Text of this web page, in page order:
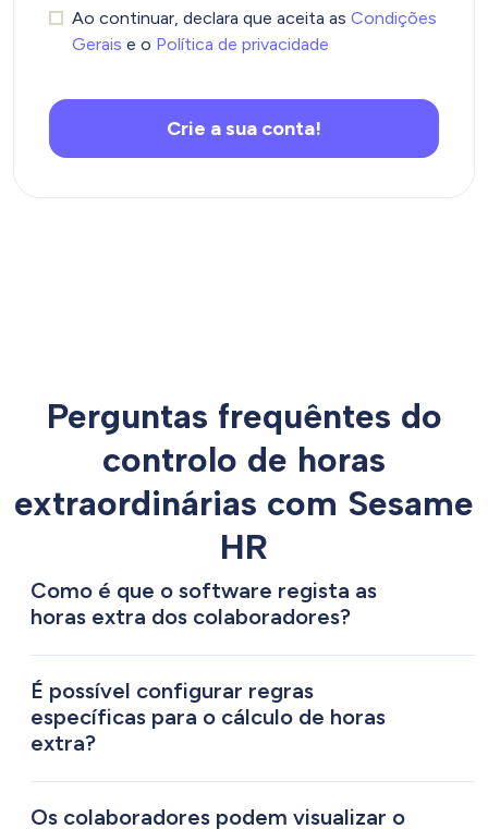
Ao continuar, declara que aceita as Condições
Gerais e o Política de privacidade
Crie a sua conta!
Perguntas frequêntes do
controlo de horas
extraordinárias com Sesame
HR
Como é que o software regista as
horas extra dos colaboradores?
A Sesame HR regista automaticamente as
horas extra com base nos horários definidos e
nos registos de entrada e saída dos
colaboradores. Sempre que o tempo de
trabalho ultrapassa o previsto, o sistema
identifica e contabiliza esse excedente como
É possível configurar regras
específicas para o cálculo de horas
extra?
Sim. Podes personalizar as regras de cálculo
de horas extra de acordo com as políticas da
Os colaboradores podem visualizar o